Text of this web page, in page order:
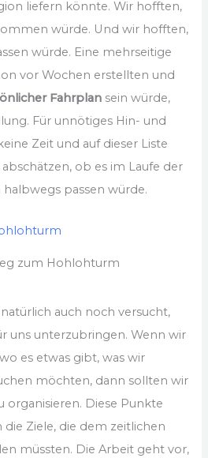
liefern könnte. Wir hofften,
würde. Und wir hofften,
würde. Eine mehrseitige
vor Wochen erstellten und
Fahrplan sein würde,
Für unnötiges Hin- und
Zeit und auf dieser Liste
ob es im Laufe der
passen würde.
zum Hohlohturm
auch noch versucht,
uns unterzubringen. Wenn wir
es etwas gibt, was wir
möchten, dann sollten wir
organisieren. Diese Punkte
Ziele, die dem zeitlichen
müssten. Die Arbeit geht vor,